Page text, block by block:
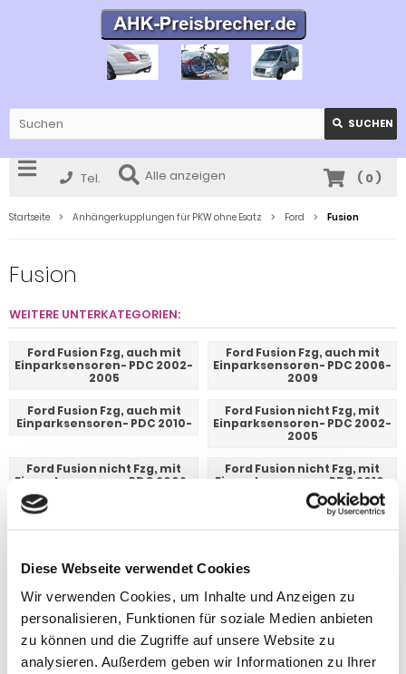
Diese Webseite verwendet Cookies
Wir verwenden Cookies, um Inhalte und Anzeigen zu
personalisieren, Funktionen für soziale Medien anbieten
zu können und die Zugriffe auf unsere Website zu
analysieren. Außerdem geben wir Informationen zu Ihrer
SUCHEN
Tel. Alle anzeigen ( 0)
Startseite Anhängerkupplungen für PKW ohne Esatz Ford Fusion
Fusion
WEITERE UNTERKATEGORIEN:
Ford Fusion Fzg, auch mit
Einparksensoren- PDC 2002-
2005
Ford Fusion Fzg, auch mit
Einparksensoren- PDC 2006-
2009
Ford Fusion Fzg, auch mit
Einparksensoren- PDC 2010-
Ford Fusion nicht Fzg, mit
Einparksensoren- PDC 2002-
2005
Ford Fusion nicht Fzg, mit
Einparksensoren- PDC 2006-
Ford Fusion nicht Fzg, mit
Einparksensoren- PDC 2010-
2012